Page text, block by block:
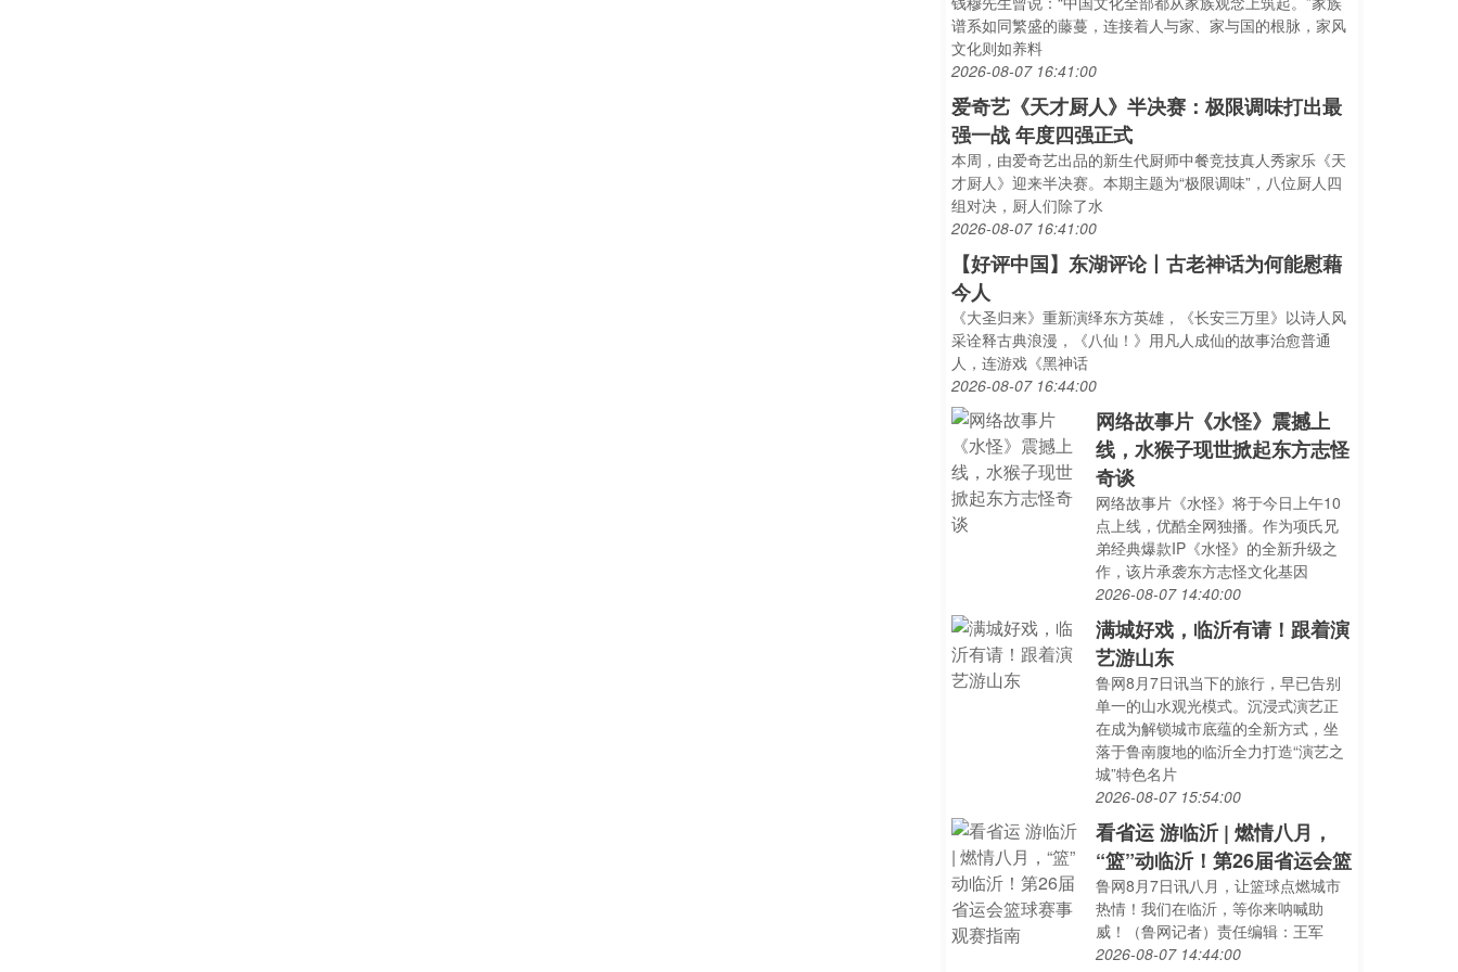
谱系如同繁盛的藤蔓，连接着人与家、家与国的根脉，家风
文化则如养料
2026-08-07 16:41:00
爱奇艺《天才厨人》半决赛：极限调味打出最
强一战 年度四强正式
本周，由爱奇艺出品的新生代厨师中餐竞技真人秀家乐《天
才厨人》迎来半决赛。本期主题为“极限调味”，八位厨人四
组对决，厨人们除了水
2026-08-07 16:41:00
【好评中国】东湖评论丨古老神话为何能慰藉
今人
《大圣归来》重新演绎东方英雄，《长安三万里》以诗人风
采诠释古典浪漫，《八仙！》用凡人成仙的故事治愈普通
人，连游戏《黑神话
2026-08-07 16:44:00
网络故事片《水怪》震撼上
线，水猴子现世掀起东方志怪
奇谈
网络故事片《水怪》将于今日上午10
点上线，优酷全网独播。作为项氏兄
弟经典爆款IP《水怪》的全新升级之
作，该片承袭东方志怪文化基因
2026-08-07 14:40:00
满城好戏，临沂有请！跟着演
艺游山东
鲁网8月7日讯当下的旅行，早已告别
单一的山水观光模式。沉浸式演艺正
在成为解锁城市底蕴的全新方式，坐
落于鲁南腹地的临沂全力打造“演艺之
城”特色名片
2026-08-07 15:54:00
看省运 游临沂 | 燃情八月，
“篮”动临沂！第26届省运会篮
鲁网8月7日讯八月，让篮球点燃城市
热情！我们在临沂，等你来呐喊助
威！（鲁网记者）责任编辑：王军
2026-08-07 14:44:00